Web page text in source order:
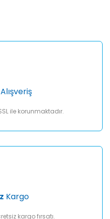
Yaz
pahalı.
ile korunmaktadır.
Kargo
kargo fırsatı.